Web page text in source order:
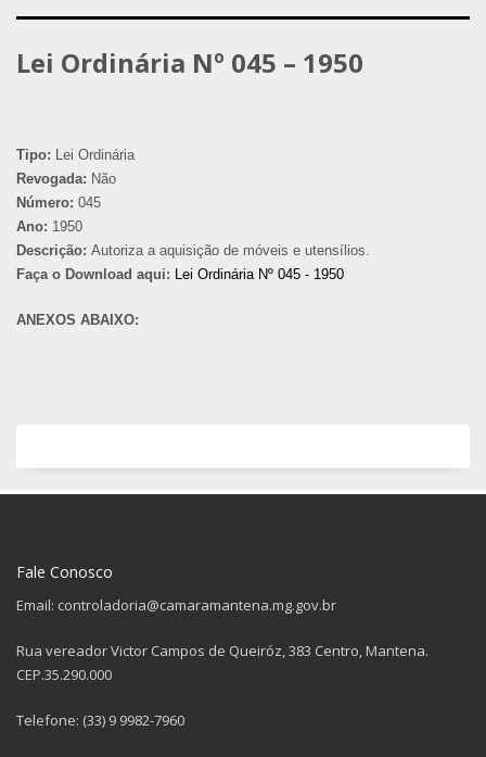
Lei Ordinária Nº 045 – 1950
Tipo: Lei Ordinária
Revogada: Não
Número: 045
Ano: 1950
Descrição: Autoriza a aquisição de móveis e utensílios.
Faça o Download aqui: Lei Ordinária Nº 045 - 1950
ANEXOS ABAIXO:
Fale Conosco
Email: controladoria@camaramantena.mg.gov.br
Rua vereador Victor Campos de Queiróz, 383 Centro, Mantena.
CEP.35.290.000
Telefone: (33) 9 9982-7960